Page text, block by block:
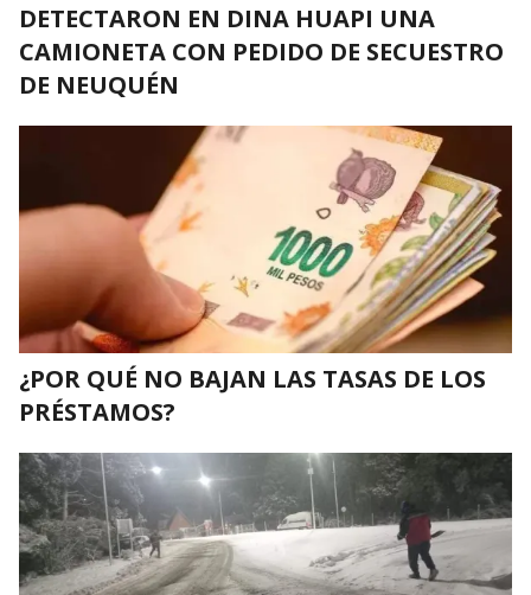
DETECTARON EN DINA HUAPI UNA
CAMIONETA CON PEDIDO DE SECUESTRO
DE NEUQUÉN
¿POR QUÉ NO BAJAN LAS TASAS DE LOS
PRÉSTAMOS?